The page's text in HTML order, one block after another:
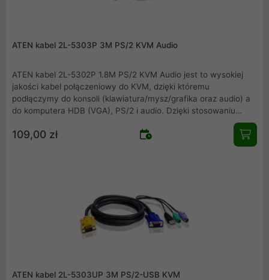
ATEN kabel 2L-5303P 3M PS/2 KVM Audio
ATEN kabel 2L-5302P 1.8M PS/2 KVM Audio jest to wysokiej
jakości kabel połączeniowy do KVM, dzięki któremu
podłączymy do konsoli (klawiatura/mysz/grafika oraz audio) a
do komputera HDB (VGA), PS/2 i audio. Dzięki stosowaniu
kompatybilnych urządzeń firmy ATEN zapewniamy pewność i
jakość połączeń.
109,00 zł
ATEN kabel 2L-5303UP 3M PS/2-USB KVM